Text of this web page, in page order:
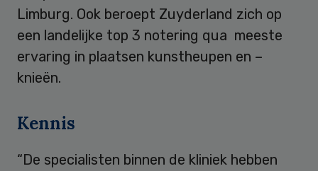
Limburg. Ook beroept Zuyderland zich op
een landelijke top 3 notering qua meeste
ervaring in plaatsen kunstheupen en –
knieën.
Kennis
“De specialisten binnen de kliniek hebben